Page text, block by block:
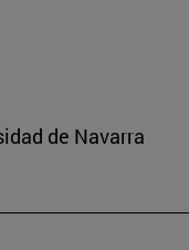
de Navarra